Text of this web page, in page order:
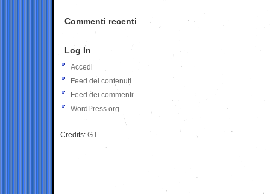
Commenti recenti
Log In
Accedi
Feed dei contenuti
Feed dei commenti
WordPress.org
Credits: G.I